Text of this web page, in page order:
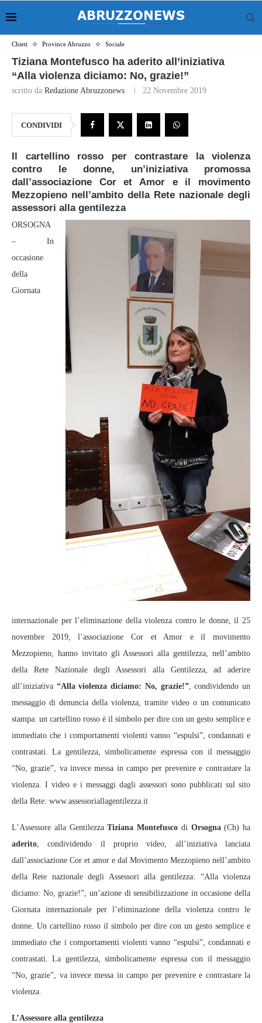
Chieti Province Abruzzo Sociale
Tiziana Montefusco ha aderito all’iniziativa
“Alla violenza diciamo: No, grazie!”
scritto da Redazione Abruzzonews 22 Novembre 2019
CONDIVIDI
Il cartellino rosso per contrastare la violenza
contro le donne, un’iniziativa promossa
dall’associazione Cor et Amor e il movimento
Mezzopieno nell’ambito della Rete nazionale degli
assessori alla gentilezza
ORSOGNA
– In
occasione
della
Giornata
internazionale per l’eliminazione della violenza contro le donne, il 25
novembre 2019, l’associazione Cor et Amor e il movimento
Mezzopieno, hanno invitato gli Assessori alla gentilezza, nell’ambito
della Rete Nazionale degli Assessori alla Gentilezza, ad aderire
all’iniziativa “Alla violenza diciamo: No, grazie!”, condividendo un
messaggio di denuncia della violenza, tramite video o un comunicato
stampa: un cartellino rosso è il simbolo per dire con un gesto semplice e
immediato che i comportamenti violenti vanno “espulsi”, condannati e
contrastati. La gentilezza, simbolicamente espressa con il messaggio
“No, grazie”, va invece messa in campo per prevenire e contrastare la
violenza. I video e i messaggi dagli assessori sono pubblicati sul sito
della Rete: www.assessoriallagentilezza.it
L’Assessore alla GentilezzaTiziana Montefusco di Orsogna(Ch) ha
aderito, condividendo il proprio video, all’iniziativa lanciata
dall’associazione Cor et amor e dal Movimento Mezzopieno nell’ambito
della Rete nazionale degli Assessori alla gentilezza: “Alla violenza
diciamo: No, grazie!”, un’azione di sensibilizzazione in occasione della
Giornata internazionale per l’eliminazione della violenza contro le
donne. Un cartellino rosso il simbolo per dire con un gesto semplice e
immediato che i comportamenti violenti vanno “espulsi”, condannati e
contrastati. La gentilezza, simbolicamente espressa con il messaggio
“No, grazie”, va invece messa in campo per prevenire e contrastare la
violenza.
L’Assessore alla gentilezza